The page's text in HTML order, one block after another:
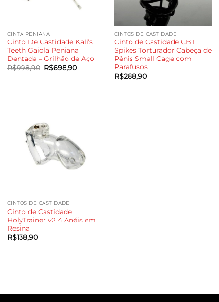
CINTA PENIANA
Cinto De Castidade Kali’s
Teeth Gaiola Peniana
Dentada – Grilhão de Aço
R$998,90 O
preço
R$698,90O
CINTOS DE CASTIDADE
Cinto de Castidade CBT
Spikes Torturador Cabeça de
Pênis Small Cage com
Parafusos
R$288,90
CINTOS DE CASTIDADE
Cinto de Castidade
HolyTrainer v2 4 Anéis em
Resina
R$138,90